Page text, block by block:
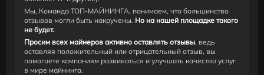
Мы, Команда ТОП-МАЙНИНГА, понимаем, что большинство
отзывов могли быть накручены. Но на нашей площадке такого
не будет.
Просим всех майнеров активно оставлять отзывы, ведь
оставляя положительный или отрицательный отзыв, вы
помогаете компаниям развиваться и улучшать качество услуг
в мире майнинга.